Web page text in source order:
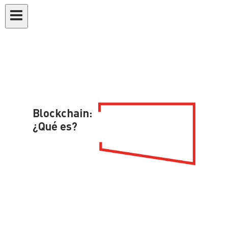
Blockchain:
¿Qué es?